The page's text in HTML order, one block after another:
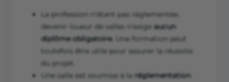
La profession n'étant pas réglementée,
devenir loueur de salles n'exige aucun
diplôme obligatoire. Une formation peut
toutefois être utile pour assurer la réussite
du projet.
Une salle est soumise à la réglementation